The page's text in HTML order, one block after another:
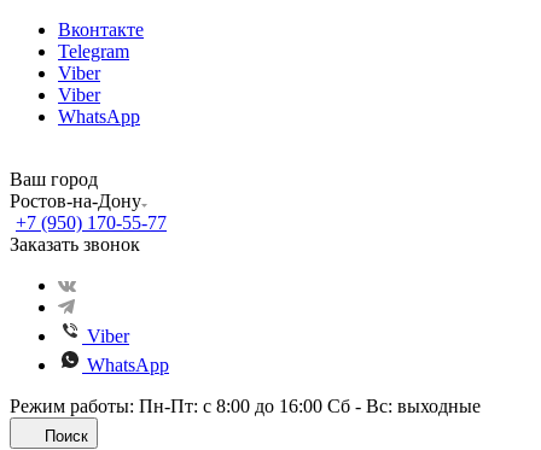
Вконтакте
Telegram
Viber
Viber
WhatsApp
Ваш город
Ростов-на-Дону
+7 (950) 170-55-77
Заказать звонок
Viber
WhatsApp
Режим работы: Пн-Пт: с 8:00 до 16:00 Сб - Вс: выходные
Поиск